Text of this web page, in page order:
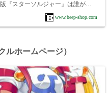
『スターソルジャー』は誰が作
増しが行われていたが、それはど
www.beep-shop.com
ルホームページ）